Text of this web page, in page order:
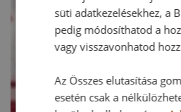
süti adatkezelésekhez, a
pedig módosíthatod a
vagy visszavonhatod
Az Összes elutasítása
esetén csak a